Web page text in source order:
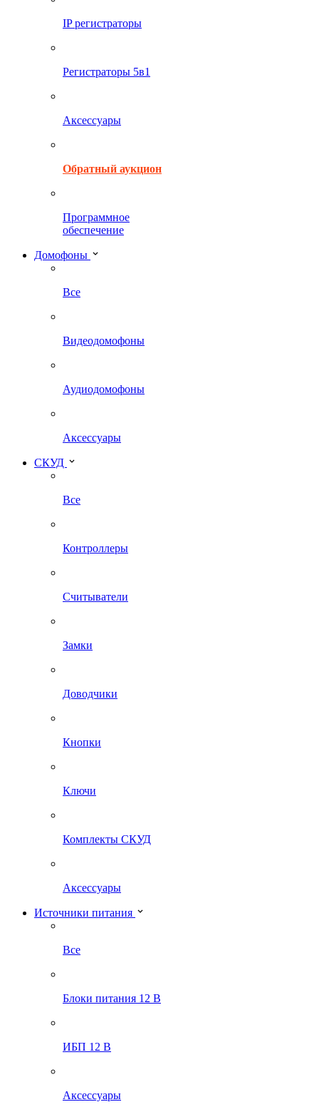
IP регистраторы
Регистраторы 5в1
Аксессуары
Обратный аукцион
Программное
обеспечение
Домофоны
Все
Видеодомофоны
Аудиодомофоны
Аксессуары
СКУД
Все
Контроллеры
Считыватели
Замки
Доводчики
Кнопки
Ключи
Комплекты СКУД
Аксессуары
Источники питания
Все
Блоки питания 12 В
ИБП 12 В
Аксессуары